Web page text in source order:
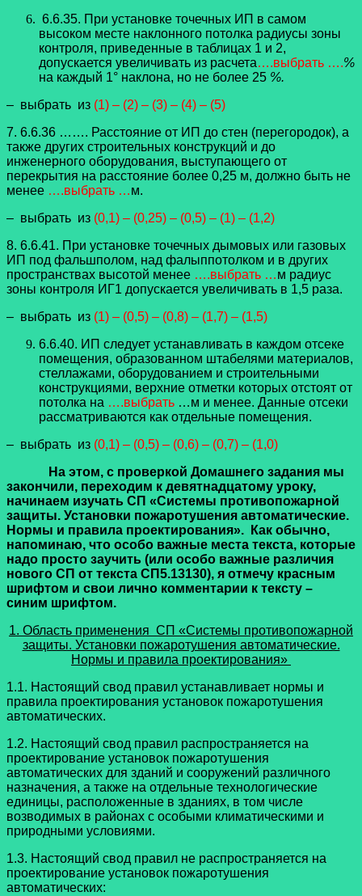
6.6.35. При установке точечных ИП в самом
высоком месте наклонного потолка радиусы зоны
контроля, приведенные в таблицах 1 и 2,
допускается увеличивать из расчета….выбрать ….%
на каждый 1° наклона, но не более 25 %.
– выбрать из (1) – (2) – (3) – (4) – (5)
7. 6.6.36 ……. Расстояние от ИП до стен (перегородок), а
также других строительных конструкций и до
инженерного оборудования, выступающего от
перекрытия на расстояние более 0,25 м, должно быть не
менее ….выбрать …м.
– выбрать из (0,1) – (0,25) – (0,5) – (1) – (1,2)
8. 6.6.41. При установке точечных дымовых или газовых
ИП под фальшполом, над фалыппотолком и в других
пространствах высотой менее ….выбрать …м радиус
зоны контроля ИГ1 допускается увеличивать в 1,5 раза.
– выбрать из (1) – (0,5) – (0,8) – (1,7) – (1,5)
6.6.40. ИП следует устанавливать в каждом отсеке
помещения, образованном штабелями материалов,
стеллажами, оборудованием и строительными
конструкциями, верхние отметки которых отстоят от
потолка на ….выбрать …м и менее. Данные отсеки
рассматриваются как отдельные помещения.
– выбрать из (0,1) – (0,5) – (0,6) – (0,7) – (1,0)
На этом, с проверкой Домашнего задания мы
закончили, переходим к девятнадцатому уроку,
начинаем изучать СП «Системы противопожарной
защиты. Установки пожаротушения автоматические.
Нормы и правила проектирования».
Как обычно,
напоминаю, что особо важные места текста, которые
надо просто заучить (или особо важные различия
нового СП от текста СП5.13130), я отмечу красным
шрифтом и свои лично комментарии к тексту –
синим шрифтом.
1. Область применения СП «Системы противопожарной
защиты. Установки пожаротушения автоматические.
Нормы и правила проектирования»
1.1. Настоящий свод правил устанавливает нормы и
правила проектирования установок пожаротушения
автоматических.
1.2. Настоящий свод правил распространяется на
проектирование установок пожаротушения
автоматических для зданий и сооружений различного
назначения, а также на отдельные технологические
единицы, расположенные в зданиях, в том числе
возводимых в районах с особыми климатическими и
природными условиями.
1.3. Настоящий свод правил не распространяется на
проектирование установок пожаротушения
автоматических: